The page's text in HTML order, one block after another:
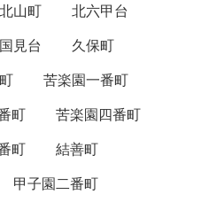
北山町
北六甲台
国見台
久保町
苦楽園一番町
町
苦楽園四番町
町
結善町
甲子園二番町